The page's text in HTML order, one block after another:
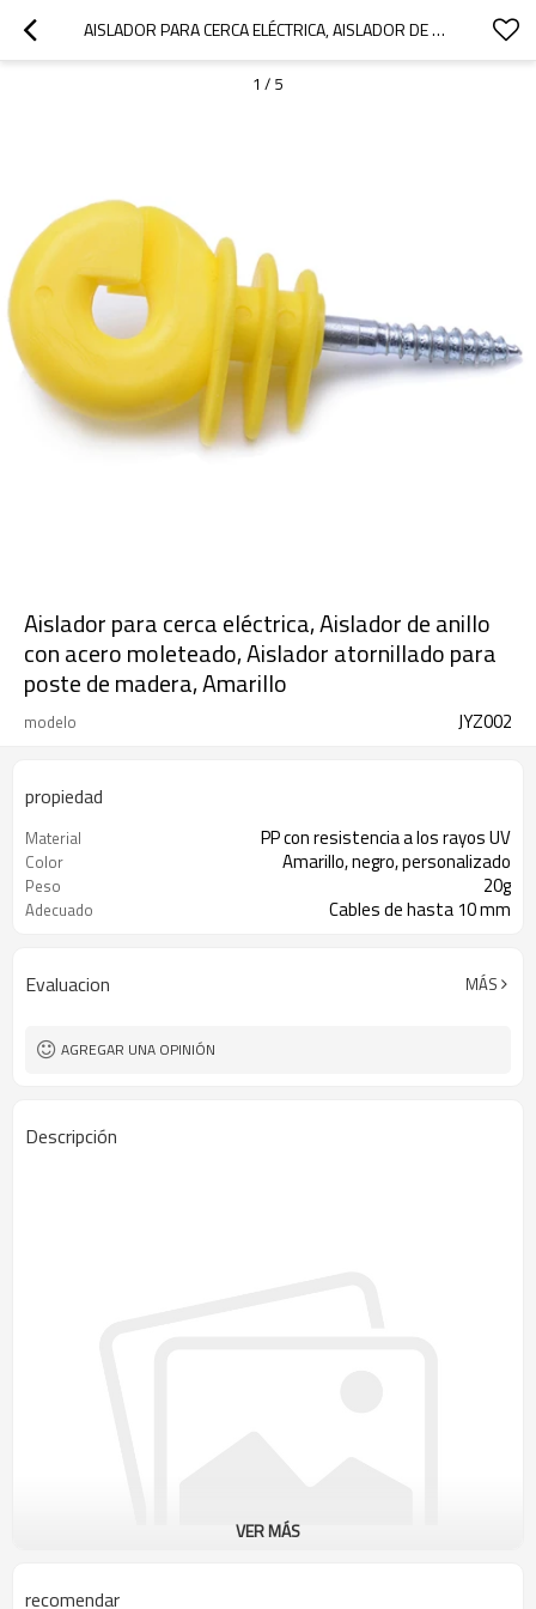
AISLADOR PARA CERCA ELÉCTRICA, AISLADOR DE ANILLO CON ACERO MOLETEADO, AISLADOR ATORNILLADO PARA POSTE DE MADERA, AMARILLO
1 / 5
Aislador para cerca eléctrica, Aislador de anillo
con acero moleteado, Aislador atornillado para
poste de madera, Amarillo
modelo JYZ002
propiedad
Material PP con resistencia a los rayos UV
Color Amarillo, negro, personalizado
Peso 20g
Adecuado Cables de hasta 10 mm
Evaluacion MÁS
AGREGAR UNA OPINIÓN
Descripción
VER MÁS
recomendar